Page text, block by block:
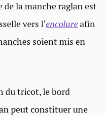
de la manche raglan est
vers l’encolureafin
soient mis en
du tricot, le bord
peut constituer une